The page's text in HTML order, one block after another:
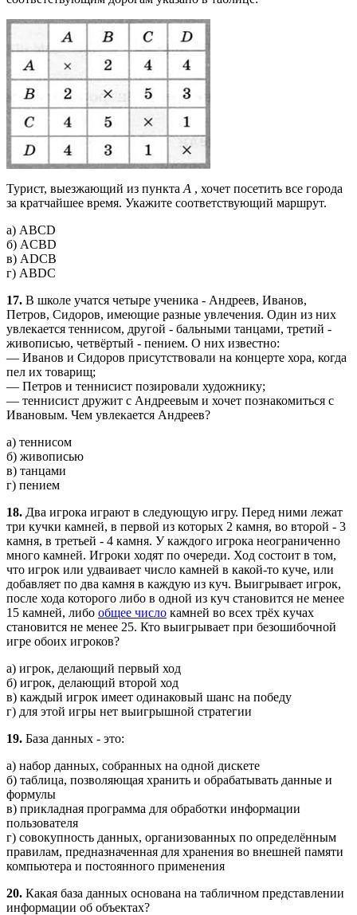
Турист, выезжающий из пункта А , хочет посетить все города
за кратчайшее время. Укажите соответствующий маршрут.
а) ABCD
б) ACBD
в) ADCB
г) ABDC
17. В школе учатся четыре ученика - Андреев, Иванов,
Петров, Сидоров, имеющие разные увлечения. Один из них
увлекается теннисом, другой - бальными танцами, третий -
живописью, четвёртый - пением. О них известно:
— Иванов и Сидоров присутствовали на концерте хора, когда
пел их товарищ;
— Петров и теннисист позировали художнику;
— теннисист дружит с Андреевым и хочет познакомиться с
Ивановым. Чем увлекается Андреев?
а) теннисом
б) живописью
в) танцами
г) пением
18. Два игрока играют в следующую игру. Перед ними лежат
три кучки камней, в первой из которых 2 камня, во второй - 3
камня, в третьей - 4 камня. У каждого игрока неограниченно
много камней. Игроки ходят по очереди. Ход состоит в том,
что игрок или удваивает число камней в какой-то куче, или
добавляет по два камня в каждую из куч. Выигрывает игрок,
после хода которого либо в одной из куч становится не менее
15 камней, либо общее число камней во всех трёх кучах
становится не менее 25. Кто выигрывает при безошибочной
игре обоих игроков?
а) игрок, делающий первый ход
б) игрок, делающий второй ход
в) каждый игрок имеет одинаковый шанс на победу
г) для этой игры нет выигрышной стратегии
19. База данных - это:
а) набор данных, собранных на одной дискете
б) таблица, позволяющая хранить и обрабатывать данные и
формулы
в) прикладная программа для обработки информации
пользователя
г) совокупность данных, организованных по определённым
правилам, предназначенная для хранения во внешней памяти
компьютера и постоянного применения
20. Какая база данных основана на табличном представлении
информации об объектах?